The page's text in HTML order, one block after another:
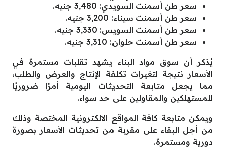
سعر طن أسمنت السويدي: 3,480 جنيه.
سعر طن أسمنت سيناء: 3,200 جنيه.
سعر طن أسمنت السويس: 3,330 جنيه.
سعر طن أسمنت حلوان: 3,310 جنيه.
يُذكر أن سوق مواد البناء يشهد تقلبات مستمرة في
الأسعار نتيجة لتغيرات تكلفة الإنتاج والعرض والطلب،
مما يجعل متابعة التحديثات اليومية أمرًا ضروريًا
للمستهلكين والمقاولين على حد سواء.
ويمكن متابعة كافة المواقع الالكترونية المختصة وذلك
من أجل البقاء على مقربة من تحديثات الأسعار بصورة
دورية ومستمرة.